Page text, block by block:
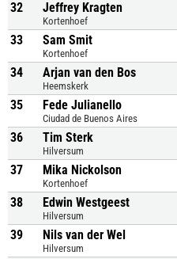
32 Jeffrey Kragten
Kortenhoef
33 Sam Smit
Kortenhoef
34 Arjan van den Bos
Heemskerk
35 Fede Julianello
Ciudad de Buenos Aires
36 Tim Sterk
Hilversum
37 Mika Nickolson
Kortenhoef
38 Edwin Westgeest
Hilversum
39 Nils van der Wel
Hilversum